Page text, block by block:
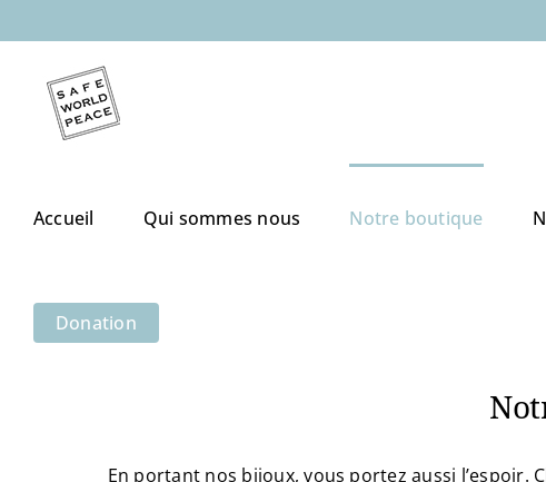
to
content
Accueil Qui sommes nous Notre boutique
Donation
En portant nos bijoux, vous portez aussi l’espoir.